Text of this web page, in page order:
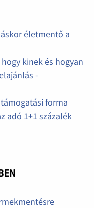
életmentő a
kinek és hogyan
-
forma
adó 1+1 százalék